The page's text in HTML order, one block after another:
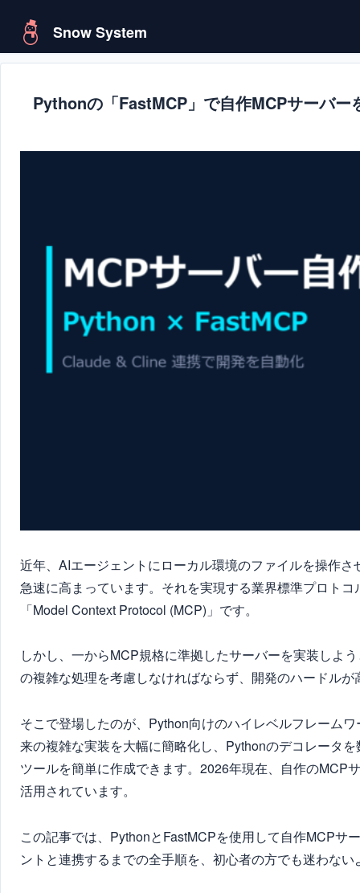
Snow System
Pythonの「FastMCP」で自作MCPサーバー
近年、AIエージェントにローカル環境のファイルを操作
急速に高まっています。それを実現する業界標準プロト
「Model Context Protocol (MCP)」です。
しかし、一からMCP規格に準拠したサーバーを実装しよ
の複雑な処理を考慮しなければならず、開発のハードル
そこで登場したのが、Python向けのハイレベルフレーム
来の複雑な実装を大幅に簡略化し、Pythonのデコレータ
ツールを簡単に作成できます。2026年現在、自作のMCP
活用されています。
この記事では、PythonとFastMCPを使用して自作MCP
ントと連携するまでの全手順を、初心者の方でも迷わな